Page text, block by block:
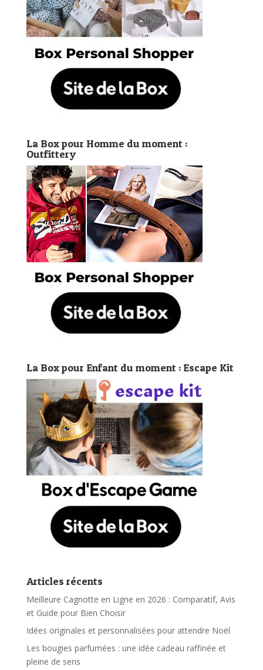
La Box pour Homme du moment :
Outfittery
La Box pour Enfant du moment : Escape Kit
Articles récents
Meilleure Cagnotte en Ligne en 2026 : Comparatif, Avis
et Guide pour Bien Choisir
Idées originales et personnalisées pour attendre Noël
Les bougies parfumées : une idée cadeau raffinée et
pleine de sens